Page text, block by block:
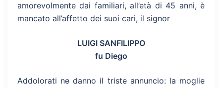
amorevolmente dai familiari, all’età di 45 anni, è
mancato all’affetto dei suoi cari, il signor
LUIGI SANFILIPPO
fu Diego
Addolorati ne danno il triste annuncio: la moglie